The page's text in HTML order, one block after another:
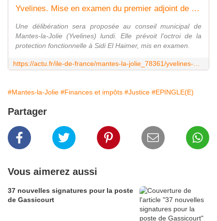
Yvelines. Mise en examen du premier adjoint de Mantes-la-Jolie : la protection fonctionnelle critiquée
Une délibération sera proposée au conseil municipal de
Mantes-la-Jolie (Yvelines) lundi. Elle prévoit l'octroi de la
protection fonctionnelle à Sidi El Haimer, mis en examen.
#Mantes-la-Jolie #Finances et impôts #Justice #EPINGLE(E)
Partager
Vous aimerez aussi
37 nouvelles signatures pour la poste
de Gassicourt